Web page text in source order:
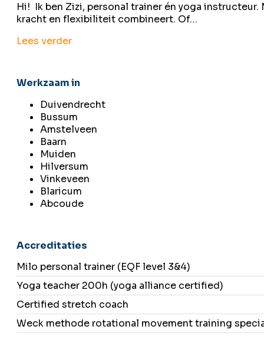
Hi! Ik ben Zizi, personal trainer én yoga
kracht en flexibiliteit combineert. Of…
Lees verder
Werkzaam in
Duivendrecht
Bussum
Amstelveen
Baarn
Muiden
Hilversum
Vinkeveen
Blaricum
Abcoude
Accreditaties
Milo personal trainer (EQF level 3&4)
Yoga teacher 200h (yoga alliance certified)
Certified stretch coach
Weck methode rotational movement training